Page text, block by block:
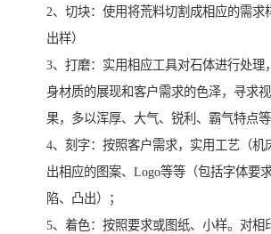
2、切块：使用将荒料切割成相应的需求
出样）
3、打磨：实用相应工具对石体进行处理
身材质的展现和客户需求的色泽，寻求
果，多以浑厚、大气、锐利、霸气特点等
4、刻字：按照客户需求，实用工艺（机
出相应的图案、Logo等等（包括字体要
陷、凸出）；
5、着色：按照要求或图纸、小样。对相